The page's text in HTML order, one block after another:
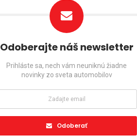
Odoberajte náš newsletter
Prihláste sa, nech vám neuniknú žiadne
novinky zo sveta automobilov
Odoberať